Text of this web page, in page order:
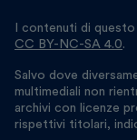
I contenuti di
CC BY-NC-SA 4.0.
Salvo dove
multimediali non
archivi con licenze
rispettivi titolari,